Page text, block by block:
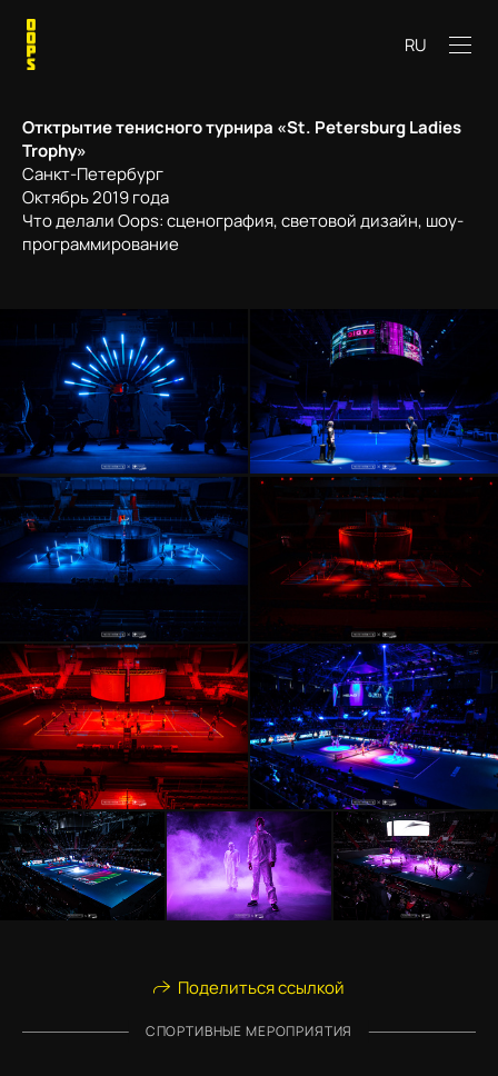
RU
Отктрытие тенисного турнира «St. Petersburg Ladies
Trophy»
Санкт-Петербург
Октябрь 2019 года
Что делали Oops: сценография, световой дизайн, шоу-
программирование
Поделиться ссылкой
СПОРТИВНЫЕ МЕРОПРИЯТИЯ